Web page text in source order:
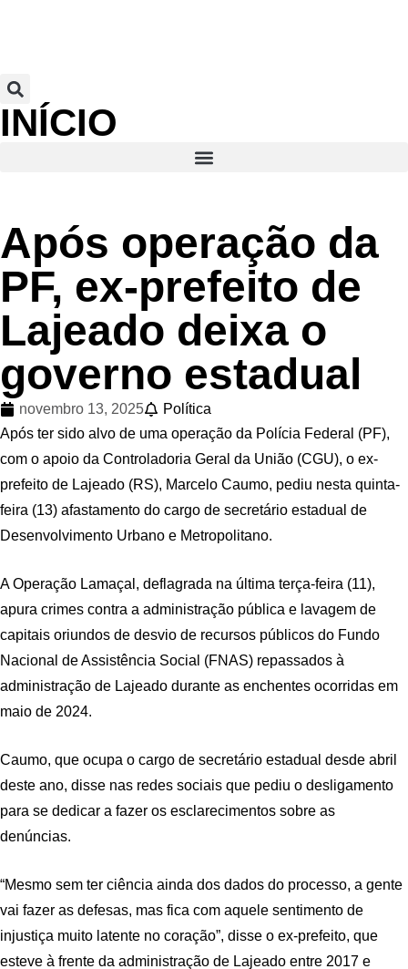
INÍCIO
Após operação da
PF, ex-prefeito de
Lajeado deixa o
governo estadual
novembro 13, 2025
Política
Após ter sido alvo de uma operação da Polícia Federal (PF),
com o apoio da Controladoria Geral da União (CGU), o ex-
prefeito de Lajeado (RS), Marcelo Caumo, pediu nesta quinta-
feira (13) afastamento do cargo de secretário estadual de
Desenvolvimento Urbano e Metropolitano.
A Operação Lamaçal, deflagrada na última terça-feira (11),
apura crimes contra a administração pública e lavagem de
capitais oriundos de desvio de recursos públicos do Fundo
Nacional de Assistência Social (FNAS) repassados à
administração de Lajeado durante as enchentes ocorridas em
maio de 2024.
Caumo, que ocupa o cargo de secretário estadual desde abril
deste ano, disse nas redes sociais que pediu o desligamento
para se dedicar a fazer os esclarecimentos sobre as
denúncias.
“Mesmo sem ter ciência ainda dos dados do processo, a gente
vai fazer as defesas, mas fica com aquele sentimento de
injustiça muito latente no coração”, disse o ex-prefeito, que
esteve à frente da administração de Lajeado entre 2017 e